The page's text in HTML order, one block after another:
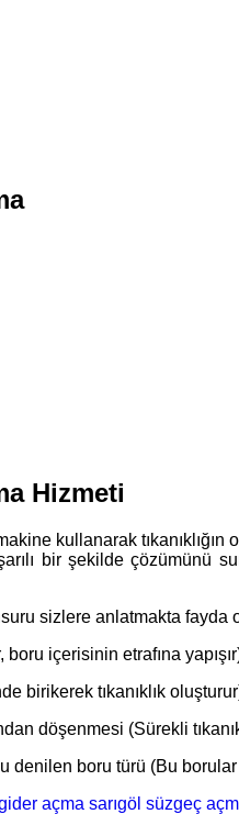
Hizmeti
kullanarak
bir şekilde çözümünü
sizlere anlatmakta fayda
boru içerisinin etrafına
birikerek tıkanıklık
döşenmesi (Sürekli
denilen boru türü (Bu
açma sarıgöl süzgeç